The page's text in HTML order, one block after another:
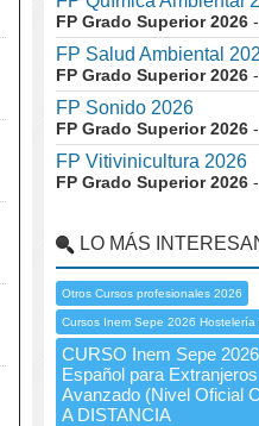
FP Grado Superior 2026
FP Salud Ambiental
FP Grado Superior 2026
FP Sonido 2026
FP Grado Superior 2026
FP Vitivinicultura 2026
FP Grado Superior 2026
LO MÁS
Otros Cursos profesionales 2026
Cursos Inem Sepe 2026 Hostelería
CURSO Inem Sepe
Español para
Avanzado (Nivel Oficial
A DISTANCIA